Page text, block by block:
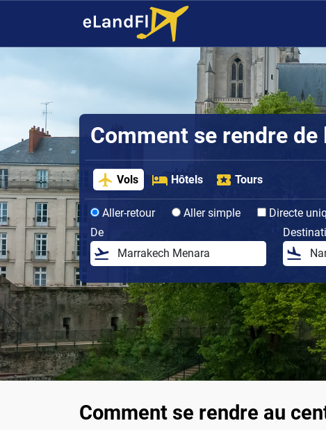
Comment se rendre
Vols Hôtels Tours
Aller-retour Aller simple
Directe
De
Comment se rendre au